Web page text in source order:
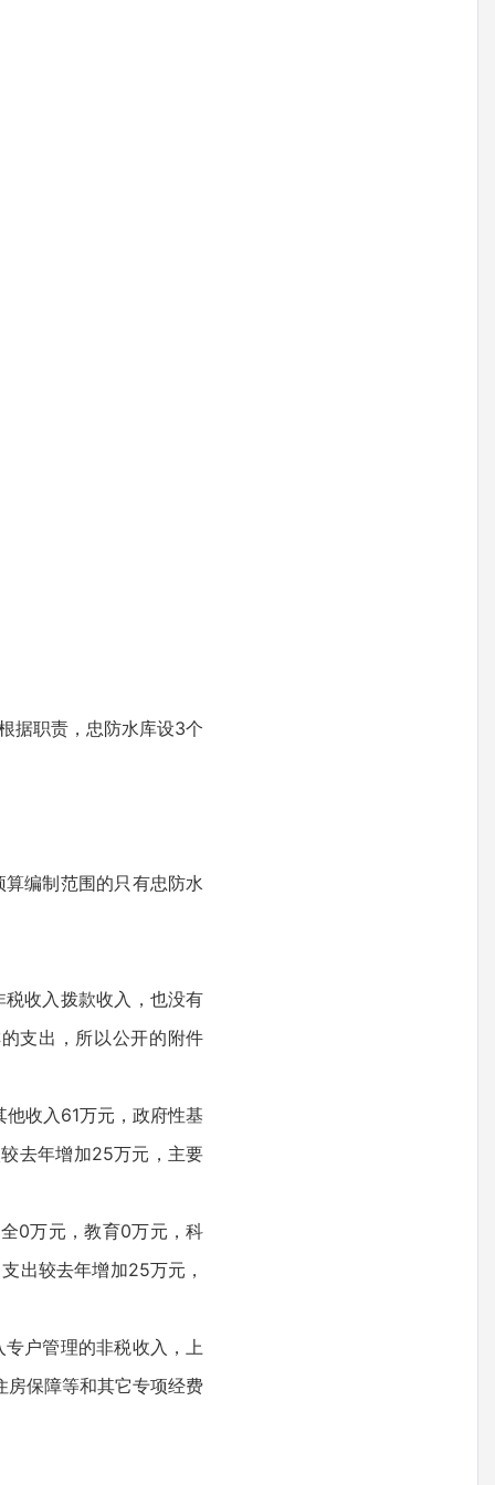
据职责，忠防水库设3个
编制范围的只有忠防水
收入拨款收入，也没有
支出，所以公开的附件
收入61万元，政府性基
去年增加25万元，主要
0万元，教育0万元，科
出较去年增加25万元，
户管理的非税收入，上
房保障等和其它专项经费